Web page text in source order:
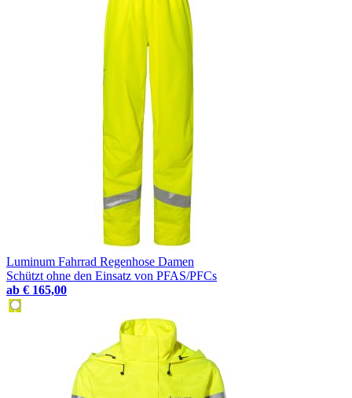
Luminum Fahrrad Regenhose Damen
Schützt ohne den Einsatz von PFAS/PFCs
ab € 165,00